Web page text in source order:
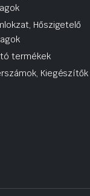
Hőszigetelő
termékek
Kiegészítők